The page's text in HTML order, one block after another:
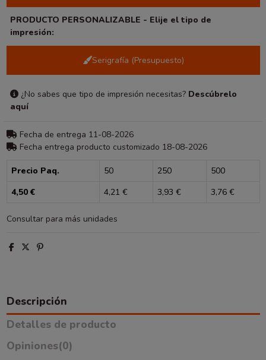
PRODUCTO PERSONALIZABLE - Elije el tipo de
impresión:
Serigrafía (Presupuesto)
¿No sabes que tipo de impresión necesitas?Descúbrelo
aquí
Fecha de entrega 11-08-2026
Fecha entrega producto customizado 18-08-2026
Precio Paq. 50 250
500
4,50 €
4,21 € 3,93 € 3,76 €
Consultar para más unidades
Descripción
Detalles de producto
Opiniones(0)